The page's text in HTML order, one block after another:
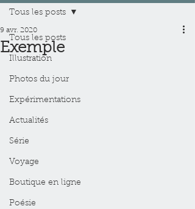
Tous les posts
Illustration
Photos du jour
Expérimentations
Actualités
Série
Voyage
Boutique en ligne
Poésie
Tous les posts
Exemple
9 avr. 2020